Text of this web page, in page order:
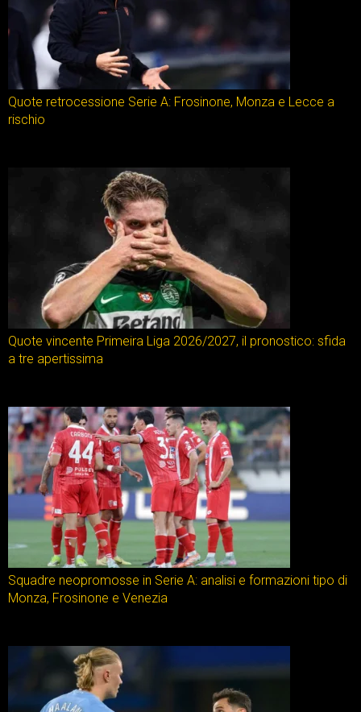
Quote retrocessione Serie A: Frosinone, Monza e Lecce a
rischio
Quote vincente Primeira Liga 2026/2027, il pronostico: sfida
a tre apertissima
Squadre neopromosse in Serie A: analisi e formazioni tipo di
Monza, Frosinone e Venezia